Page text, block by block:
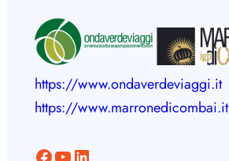
https://www.ondaverdeviaggi.it
https://www.marronedicombai.it